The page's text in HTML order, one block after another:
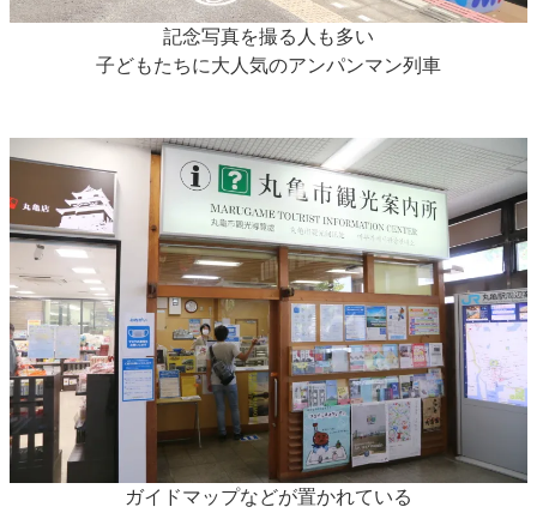
記念写真を撮る人も多い
子どもたちに大人気のアンパンマン列車
ガイドマップなどが置かれている